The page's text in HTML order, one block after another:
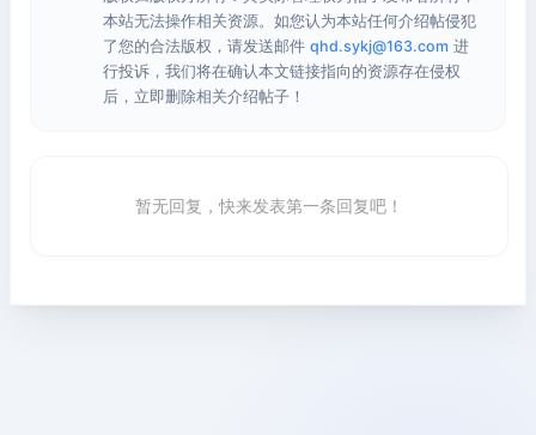
本站无法操作相关资源。如您认为本站任何介绍帖侵犯
了您的合法版权，请发送邮件 qhd.sykj@163.com 进
行投诉，我们将在确认本文链接指向的资源存在侵权
后，立即删除相关介绍帖子！
暂无回复，快来发表第一条回复吧！